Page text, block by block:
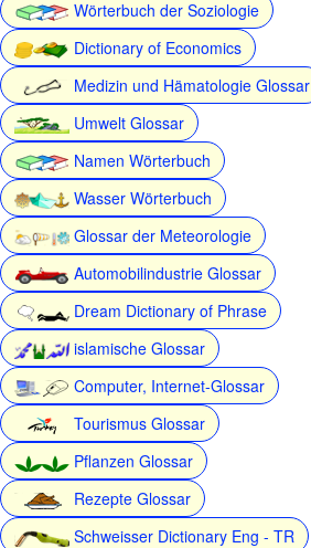
Wörterbuch der Soziologie
Dictionary of Economics
Medizin und Hämatologie Glossar
Umwelt Glossar
Namen Wörterbuch
Wasser Wörterbuch
Glossar der Meteorologie
Automobilindustrie Glossar
Dream Dictionary of Phrase
islamische Glossar
Computer, Internet-Glossar
Tourismus Glossar
Pflanzen Glossar
Rezepte Glossar
Schweisser Dictionary Eng - TR